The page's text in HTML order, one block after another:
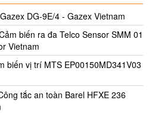
DG-9E/4 - Gazex Vietnam
biến ra đa Telco Sensor SMM 01
Vietnam
biến vị trí MTS EP00150MD341V03
tắc an toàn Barel HFXE 236